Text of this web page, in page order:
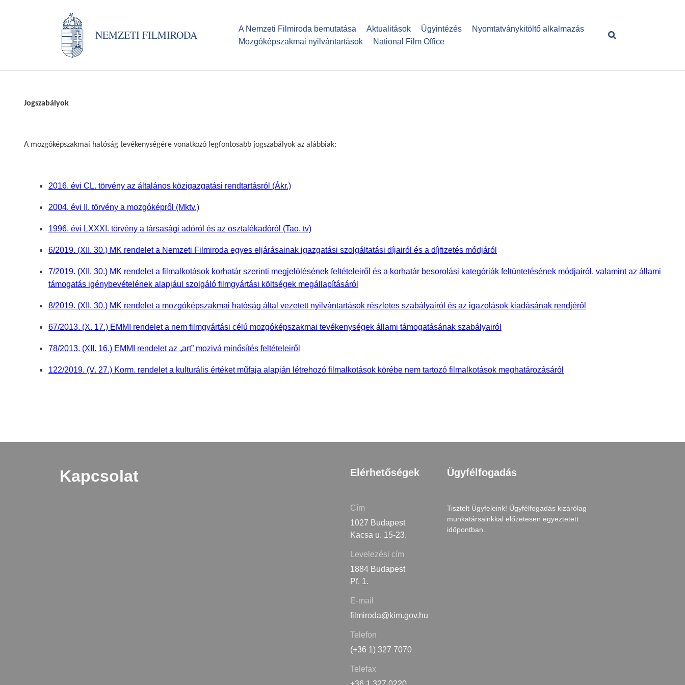
tartalomra
NEMZETI FILMIRODA A Nemzeti Filmiroda bemutatása Aktualitások Ügyintézés
Nyomtatványkitöltő alkalmazás
Mozgóképszakmai nyilvántartások
National Film Office
Jogszabályok
A mozgóképszakmai hatóság tevékenységére vonatkozó legfontosabb jogszabályok az alábbiak:
2016. évi CL. törvény az általános közigazgatási rendtartásról (Ákr.)
2004. évi II. törvény a mozgóképről (Mktv.)
1996. évi LXXXI. törvény a társasági adóról és az osztalékadóról (Tao. tv)
6/2019. (XII. 30.) MK rendelet a Nemzeti Filmiroda egyes eljárásainak igazgatási szolgáltatási díjairól és a díjfizetés módjáról
7/2019. (XII. 30.) MK rendelet a filmalkotások korhatár szerinti megjelölésének feltételeiről és a korhatár besorolási kategóriák feltüntetésének módjairól, valamint az állami
támogatás igénybevételének alapjául szolgáló filmgyártási költségek megállapításáról
8/2019. (XII. 30.) MK rendelet a mozgóképszakmai hatóság által vezetett nyilvántartások részletes szabályairól és az igazolások kiadásának rendjéről
67/2013. (X. 17.) EMMI rendelet a nem filmgyártási célú mozgóképszakmai tevékenységek állami támogatásának szabályairól
78/2013. (XII. 16.) EMMI rendelet az „art” mozivá minősítés feltételeiről
122/2019. (V. 27.) Korm. rendelet a kulturális értéket műfaja alapján létrehozó filmalkotások körébe nem tartozó filmalkotások meghatározásáról
Kapcsolat Elérhetőségek
Cím
1027 Budapest
Kacsa u. 15-23.
Levelezési cím
1884 Budapest
Pf. 1.
E-mail
filmiroda@kim.gov.hu
Telefon
(+36 1) 327 7070
Telefax
Ügyfélfogadás
Tisztelt Ügyfeleink! Ügyfélfogadás kizárólag
munkatársainkkal előzetesen egyeztetett
időpontban.